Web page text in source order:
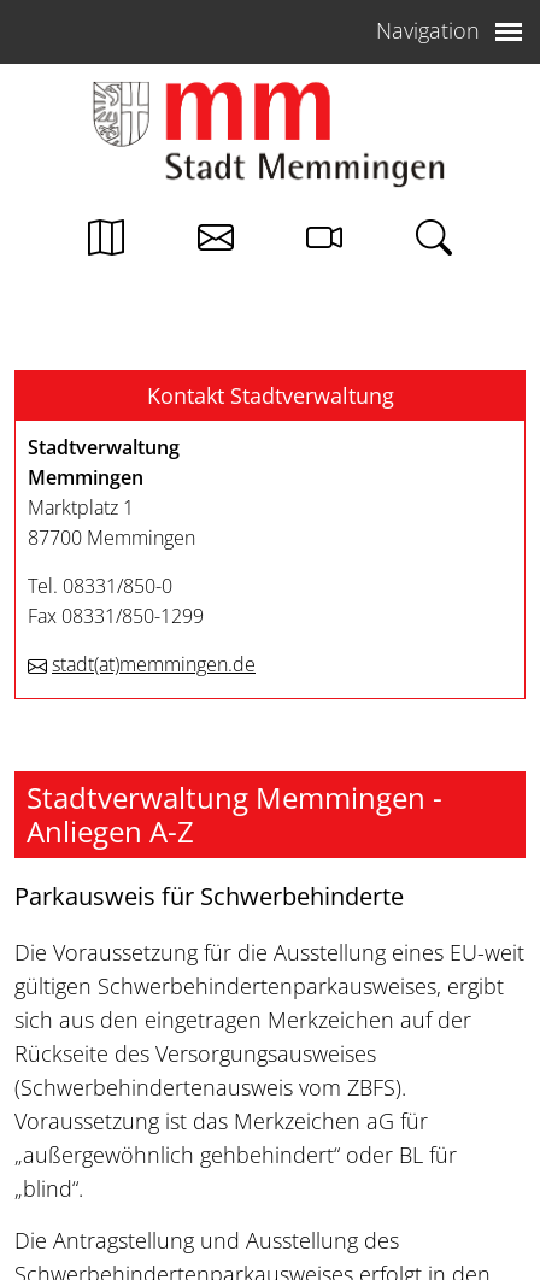
Navigation
Kontakt Stadtverwaltung
Stadtverwaltung
Memmingen
Marktplatz 1
87700 Memmingen
Tel. 08331/850-0
Fax 08331/850-1299
stadt(at)memmingen.de
Stadtverwaltung Memmingen -
Anliegen A-Z
Parkausweis für Schwerbehinderte
Die Voraussetzung für die Ausstellung eines EU-weit
gültigen Schwerbehindertenparkausweises, ergibt
sich aus den eingetragen Merkzeichen auf der
Rückseite des Versorgungsausweises
(Schwerbehindertenausweis vom ZBFS).
Voraussetzung ist das Merkzeichen aG für
„außergewöhnlich gehbehindert“ oder BL für
„blind“.
Die Antragstellung und Ausstellung des
Schwerbehindertenparkausweises erfolgt in den